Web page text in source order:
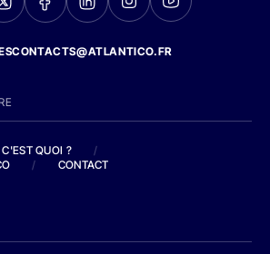
QUOI ?
/
/ CONTACT